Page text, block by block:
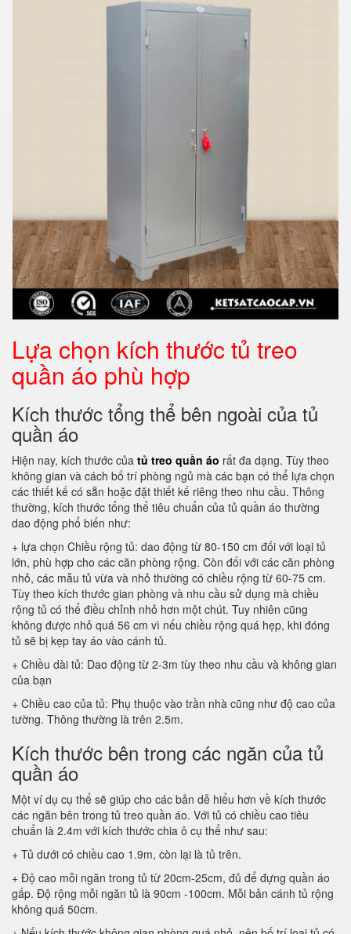
Lựa chọn kích thước tủ treo
quần áo phù hợp
Kích thước tổng thể bên ngoài của tủ
quần áo
Hiện nay, kích thước của tủ treo quần áo rất đa dạng. Tùy theo
không gian và cách bố trí phòng ngủ mà các bạn có thể lựa chọn
các thiết kế có sẵn hoặc đặt thiết kế riêng theo nhu cầu. Thông
thường, kích thước tổng thể tiêu chuẩn của tủ quần áo thường
dao động phổ biến như:
+ lựa chọn Chiều rộng tủ: dao động từ 80-150 cm đối với loại tủ
lớn, phù hợp cho các căn phòng rộng. Còn đối với các căn phòng
nhỏ, các mẫu tủ vừa và nhỏ thường có chiều rộng từ 60-75 cm.
Tùy theo kích thước gian phòng và nhu cầu sử dụng mà chiều
rộng tủ có thể điều chỉnh nhỏ hơn một chút. Tuy nhiên cũng
không được nhỏ quá 56 cm vì nếu chiều rộng quá hẹp, khi đóng
tủ sẽ bị kẹp tay áo vào cánh tủ.
+ Chiều dài tủ: Dao động từ 2-3m tùy theo nhu cầu và không gian
của bạn
+ Chiều cao của tủ: Phụ thuộc vào trần nhà cũng như độ cao của
tường. Thông thường là trên 2.5m.
Kích thước bên trong các ngăn của tủ
quần áo
Một ví dụ cụ thể sẽ giúp cho các bản dễ hiểu hơn về kích thước
các ngăn bên trong tủ treo quần áo. Với tủ có chiều cao tiêu
chuẩn là 2.4m với kích thước chia ô cụ thể như sau:
+ Tủ dưới có chiều cao 1.9m, còn lại là tủ trên.
+ Độ cao mỗi ngăn trong tủ từ 20cm-25cm, đủ để đựng quần áo
gấp. Độ rộng mỗi ngăn tủ là 90cm -100cm. Mỗi bản cánh tủ rộng
không quá 50cm.